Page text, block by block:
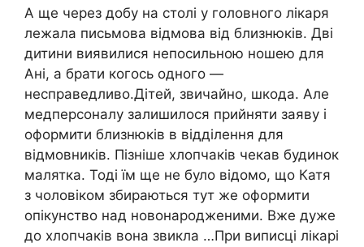
А ще через добу на столі у головного лікаря
лежала письмова відмова від близнюків. Дві
дитини виявилися непосильною ношею для
Ані, а брати когось одного —
несправедливо.Дітей, звичайно, шкода. Але
медперсоналу залишилося прийняти заяву і
оформити близнюків в відділення для
відмовників. Пізніше хлопчаків чекав будинок
малятка. Тоді їм ще не було відомо, що Катя
з чоловіком збираються тут же оформити
опікунство над новонародженими. Вже дуже
до хлопчаків вона звикла …При виписці лікарі